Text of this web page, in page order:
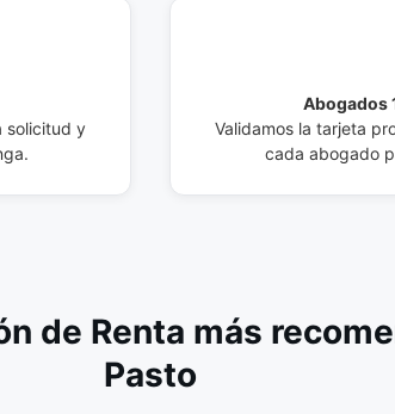
solicitud y
Abogados
Validamos la tarjeta
cada abogado
de Renta más
Pasto